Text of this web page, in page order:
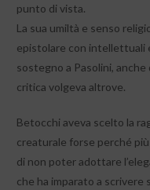
punto di vista.
La sua umiltà e senso
epistolare con intellettuali
sostegno a Pasolini, anche
critica volgeva altrove.
Betocchi aveva scelto la
creaturale forse perché
di non poter adottare
che ha imparato a scrivere